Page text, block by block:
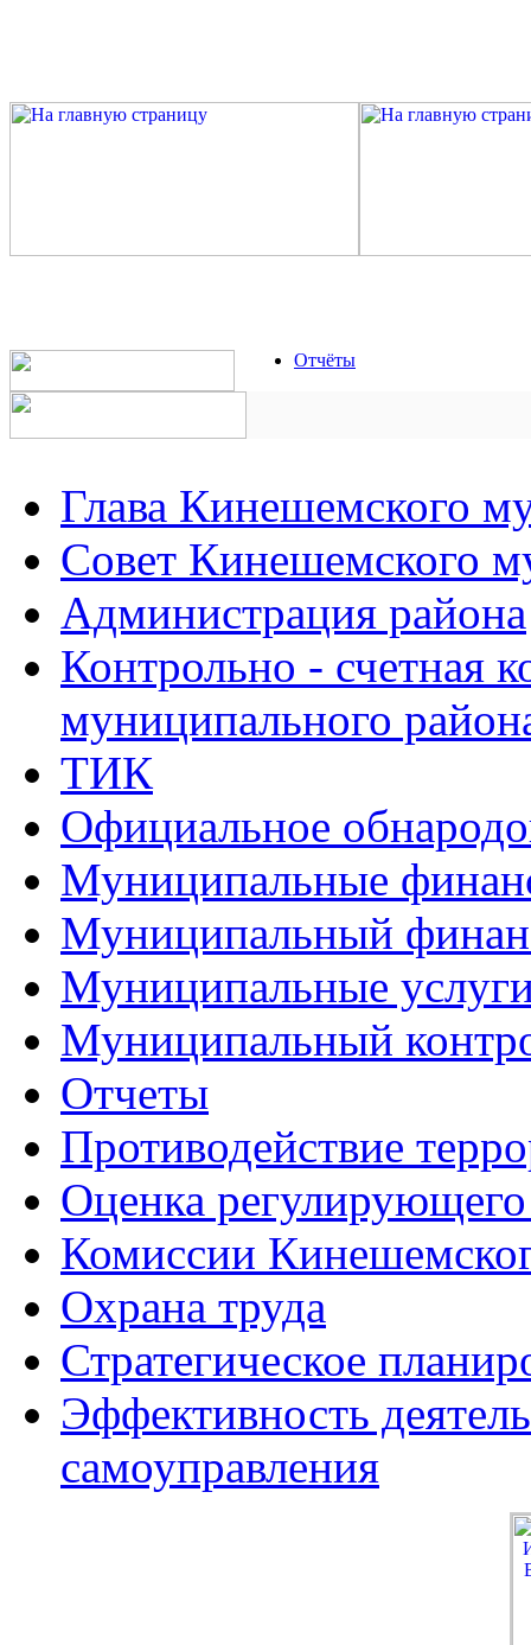
Отчёты
Глава Кинешемского
Совет Кинешемского
Администрация района
Контрольно - счетная
муниципального
ТИК
Официальное
Муниципальные
Муниципальный
Муниципальные
Муниципальный
Отчеты
Противодействие
Оценка
Комиссии
Охрана труда
Стратегическое
Эффективность
самоуправления